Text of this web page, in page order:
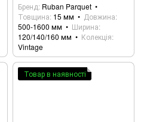
Бренд Ruban Parquet
Товщина 15 мм
Довжина
500-1600 мм
Ширина
120/140/160 мм
Колекція
Vintage
Товар в наявності